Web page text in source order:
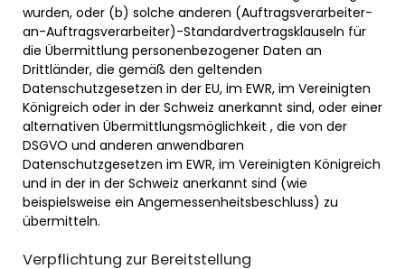
wurden, oder (b) solche anderen (Auftragsverarbeiter-
an-Auftragsverarbeiter)-Standardvertragsklauseln für
die Übermittlung personenbezogener Daten an
Drittländer, die gemäß den geltenden
Datenschutzgesetzen in der EU, im EWR, im Vereinigten
Königreich oder in der Schweiz anerkannt sind, oder einer
alternativen Übermittlungsmöglichkeit , die von der
DSGVO und anderen anwendbaren
Datenschutzgesetzen im EWR, im Vereinigten Königreich
und in der in der Schweiz anerkannt sind (wie
beispielsweise ein Angemessenheitsbeschluss) zu
übermitteln.
Verpflichtung zur Bereitstellung